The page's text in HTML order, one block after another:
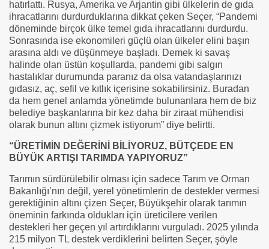
hatırlattı. Rusya, Amerika ve Arjantin gibi ülkelerin de gıda
ihracatlarını durdurduklarına dikkat çeken Seçer, “Pandemi
döneminde birçok ülke temel gıda ihracatlarını durdurdu.
Sonrasında ise ekonomileri güçlü olan ülkeler elini başın
arasına aldı ve düşünmeye başladı. Demek ki savaş
halinde olan üstün koşullarda, pandemi gibi salgın
hastalıklar durumunda paranız da olsa vatandaşlarınızı
gıdasız, aç, sefil ve kıtlık içerisine sokabilirsiniz. Buradan
da hem genel anlamda yönetimde bulunanlara hem de biz
belediye başkanlarına bir kez daha bir ziraat mühendisi
olarak bunun altını çizmek istiyorum” diye belirtti.
“ÜRETİMİN DEĞERİNİ BİLİYORUZ, BÜTÇEDE EN
BÜYÜK ARTIŞI TARIMDA YAPIYORUZ”
Tarımın sürdürülebilir olması için sadece Tarım ve Orman
Bakanlığı’nın değil, yerel yönetimlerin de destekler vermesi
gerektiğinin altını çizen Seçer, Büyükşehir olarak tarımın
öneminin farkında oldukları için üreticilere verilen
destekleri her geçen yıl artırdıklarını vurguladı. 2025 yılında
215 milyon TL destek verdiklerini belirten Seçer, şöyle